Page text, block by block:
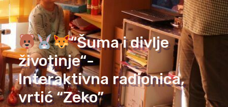
“Šuma i divlje
životinje“-
Interaktivna radionica,
vrtić “Zeko”